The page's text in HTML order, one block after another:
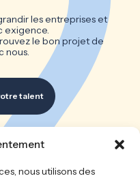
nous utilisons des
les entreprises et
exigence.
le bon projet de
nous.
talent
font les